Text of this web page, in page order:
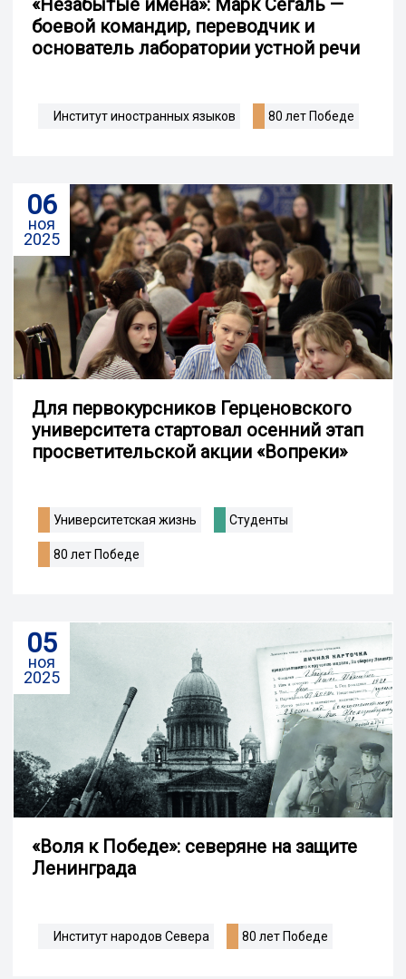
боевой командир, переводчик и
основатель лаборатории устной речи
Институт иностранных языков 80 лет Победе
06
ноя
2025
Для первокурсников Герценовского
университета стартовал осенний этап
просветительской акции «Вопреки»
Университетская жизнь Студенты
80 лет Победе
05
ноя
2025
«Воля к Победе»: северяне на защите
Ленинграда
Институт народов Севера 80 лет Победе